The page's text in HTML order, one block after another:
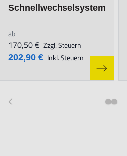
Schnellwechselsystem
ab
202,90 € Inkl. Steuern
170,50 € Zzgl. Steuern